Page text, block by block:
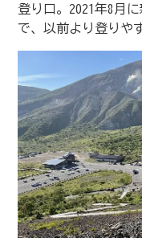
登り口。2021年8月
で、以前より登りや